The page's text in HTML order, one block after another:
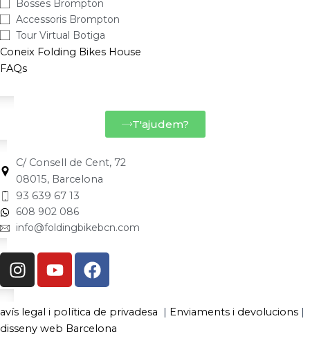
Bosses Brompton
Accessoris Brompton
Tour Virtual Botiga
Coneix Folding Bikes House
FAQs
T'ajudem?
C/ Consell de Cent, 72
08015, Barcelona
93 639 67 13
608 902 086
info@foldingbikebcn.com
I
n
t
a
Y
o
t
u
F
a
e
b
avís legal i política de privadesa Enviaments i devolucions
disseny web Barcelona